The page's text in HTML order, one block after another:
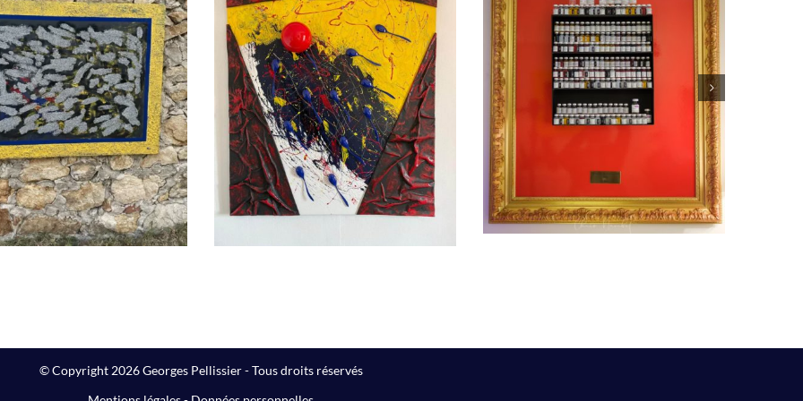
The Big Winner
Peintures
Principe de précaution
Peintures
Les 3 Tamis
Peintures
© Copyright 2026 Georges Pellissier - Tous droits réservés